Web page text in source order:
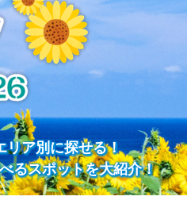
リア別に探せる！
るスポットを大紹介！